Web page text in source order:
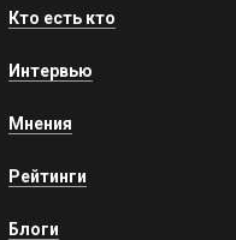
Кто есть кто
Интервью
Мнения
Рейтинги
Блоги